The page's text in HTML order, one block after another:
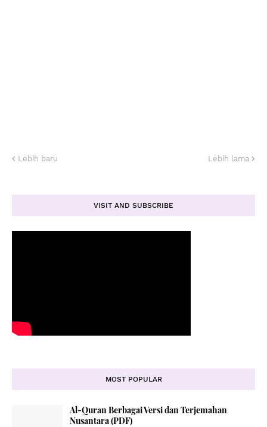
Lebih baru Lebih lama
VISIT AND SUBSCRIBE
MOST POPULAR
Al-Quran Berbagai Versi dan Terjemahan
Nusantara (PDF)